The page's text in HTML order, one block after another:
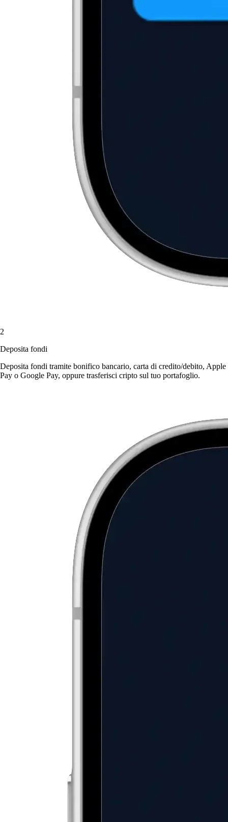
2
Deposita fondi
Deposita fondi tramite bonifico bancario, carta di credito/debito, Apple
Pay o Google Pay, oppure trasferisci cripto sul tuo portafoglio.